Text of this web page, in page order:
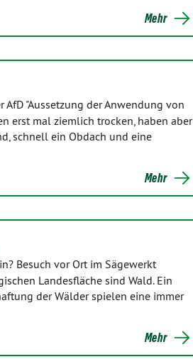
Mehr
"Aussetzung der Anwendung von
erst mal ziemlich trocken, haben aber
schnell ein Obdach und eine
Mehr
Besuch vor Ort im Sägewerkt
Landesfläche sind Wald. Ein
der Wälder spielen eine immer
Mehr